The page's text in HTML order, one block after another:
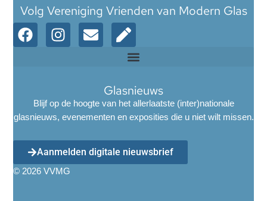
Volg Vereniging Vrienden van Modern Glas
Glasnieuws
Blijf op de hoogte van het allerlaatste (inter)nationale
glasnieuws, evenementen en exposities die u niet wilt missen.
Aanmelden digitale nieuwsbrief
© 2026 VVMG